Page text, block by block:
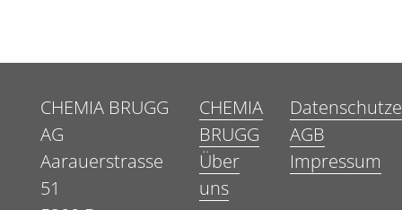
CHEMIA BRUGG
AG
Aarauerstrasse
51
CHEMIA
BRUGG
Über
uns
AGB
Impressum